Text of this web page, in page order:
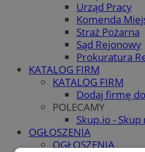
Urząd Pracy
Komenda
Straż Pożarna
Sąd Rejonowy
Prokuratura
KATALOG FIRM
KATALOG FIRM
Dodaj firmę
POLECAMY
Skup.io -
OGŁOSZENIA
OGŁOSZENIA